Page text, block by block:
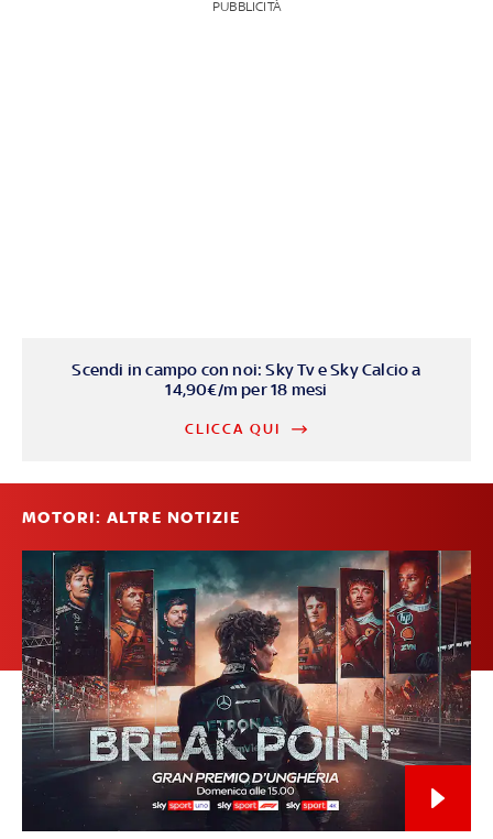
PUBBLICITÀ
Scendi in campo con noi: Sky Tv e Sky Calcio a
14,90€/m per 18 mesi
CLICCA QUI
MOTORI: ALTRE NOTIZIE